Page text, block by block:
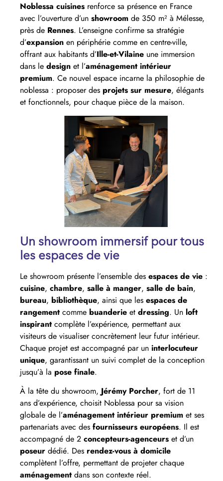
Noblessa cuisines renforce sa présence en France
avec l’ouverture d’un showroom de 350 m² à Mélesse,
près de Rennes. L’enseigne confirme sa stratégie
d’expansion en périphérie comme en centre-ville,
offrant aux habitants d’Ille-et-Vilaine une immersion
dans le design et l’aménagement intérieur
premium. Ce nouvel espace incarne la philosophie de
noblessa : proposer des projets sur mesure, élégants
et fonctionnels, pour chaque pièce de la maison.
Un showroom immersif pour tous
les espaces de vie
Le showroom présente l’ensemble des espaces de vie :
cuisine, chambre, salle à manger, salle de bain,
bureau, bibliothèque, ainsi que les espaces de
rangement comme buanderie et dressing. Un loft
inspirant complète l’expérience, permettant aux
visiteurs de visualiser concrètement leur futur intérieur.
Chaque projet est accompagné par un interlocuteur
unique, garantissant un suivi complet de la conception
jusqu’à la pose finale.
À la tête du showroom, Jérémy Porcher, fort de 11
ans d’expérience, choisit Noblessa pour sa vision
globale de l’aménagement intérieur premium et ses
partenariats avec des fournisseurs européens. Il est
accompagné de 2 concepteurs-agenceurs et d’un
poseur dédié. Des rendez-vous à domicile
complètent l’offre, permettant de projeter chaque
aménagement dans son contexte réel.